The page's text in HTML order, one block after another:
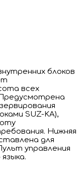
блоков
всех
SUZ-KA),
Нижняя
для
управления